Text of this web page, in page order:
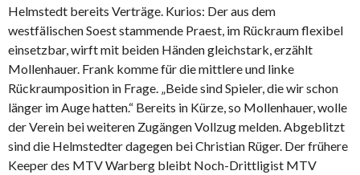
Helmstedt bereits Verträge. Kurios: Der aus dem
westfälischen Soest stammende Praest, im Rückraum flexibel
einsetzbar, wirft mit beiden Händen gleichstark, erzählt
Mollenhauer. Frank komme für die mittlere und linke
Rückraumposition in Frage. „Beide sind Spieler, die wir schon
länger im Auge hatten.“ Bereits in Kürze, so Mollenhauer, wolle
der Verein bei weiteren Zugängen Vollzug melden. Abgeblitzt
sind die Helmstedter dagegen bei Christian Rüger. Der frühere
Keeper des MTV Warberg bleibt Noch-Drittligist MTV